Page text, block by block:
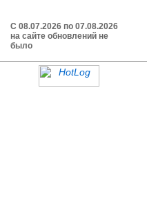
C 08.07.2026 по 07.08.2026
на сайте обновлений не
было